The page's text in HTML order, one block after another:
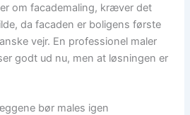
om facademaling, kræver det
da facaden er boligens første
vejr. En professionel maler
godt ud nu, men at løsningen er
bør males igen